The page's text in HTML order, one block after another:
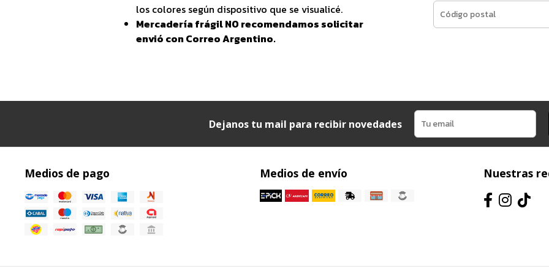
los colores según dispositivo que se visualicé.
Mercadería frágil NO recomendamos solicitar
envió con Correo Argentino.
Dejanos tu mail para recibir novedades
Medios de pago Medios de envío Nuestras